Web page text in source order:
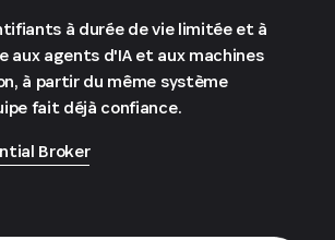
à durée de vie limitée et à
aux agents d'IA et aux machines
à partir du même système
fait déjà confiance.
Broker